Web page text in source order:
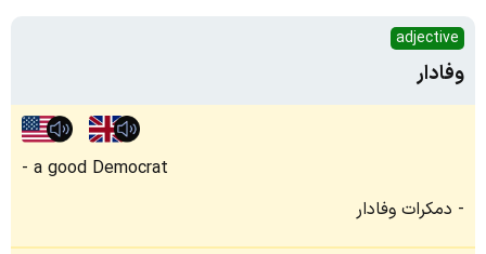
adjective
وفادار
a good Democrat
دمکرات وفادار